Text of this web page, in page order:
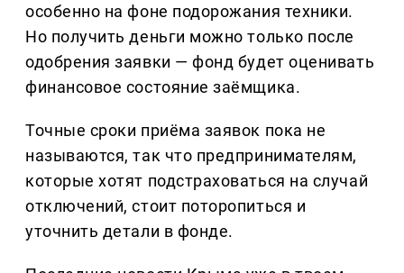
особенно на фоне подорожания техники.
Но получить деньги можно только после
одобрения заявки — фонд будет оценивать
финансовое состояние заёмщика.
Точные сроки приёма заявок пока не
называются, так что предпринимателям,
которые хотят подстраховаться на случай
отключений, стоит поторопиться и
уточнить детали в фонде.